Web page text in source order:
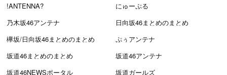
!ANTENNA?
にゅーぷる
乃木坂46アンテナ
日向坂46まとめのまとめ
欅坂/日向坂46まとめのまとめ
ぷぅアンテナ
坂道46まとめのまとめ
坂道46アンテナ
坂道46NEWSポータル
坂道ガールズ